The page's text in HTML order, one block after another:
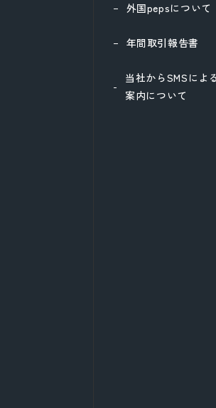
外国pepsについて
年間取引報告書
当社からSMSによ
案内について